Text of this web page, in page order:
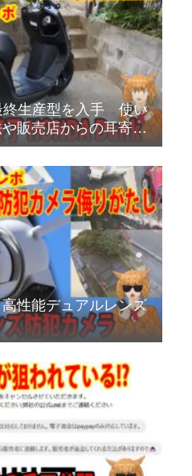
終生産型を入手 使い
販売店からの耳寄り
性能デュアルレンズ